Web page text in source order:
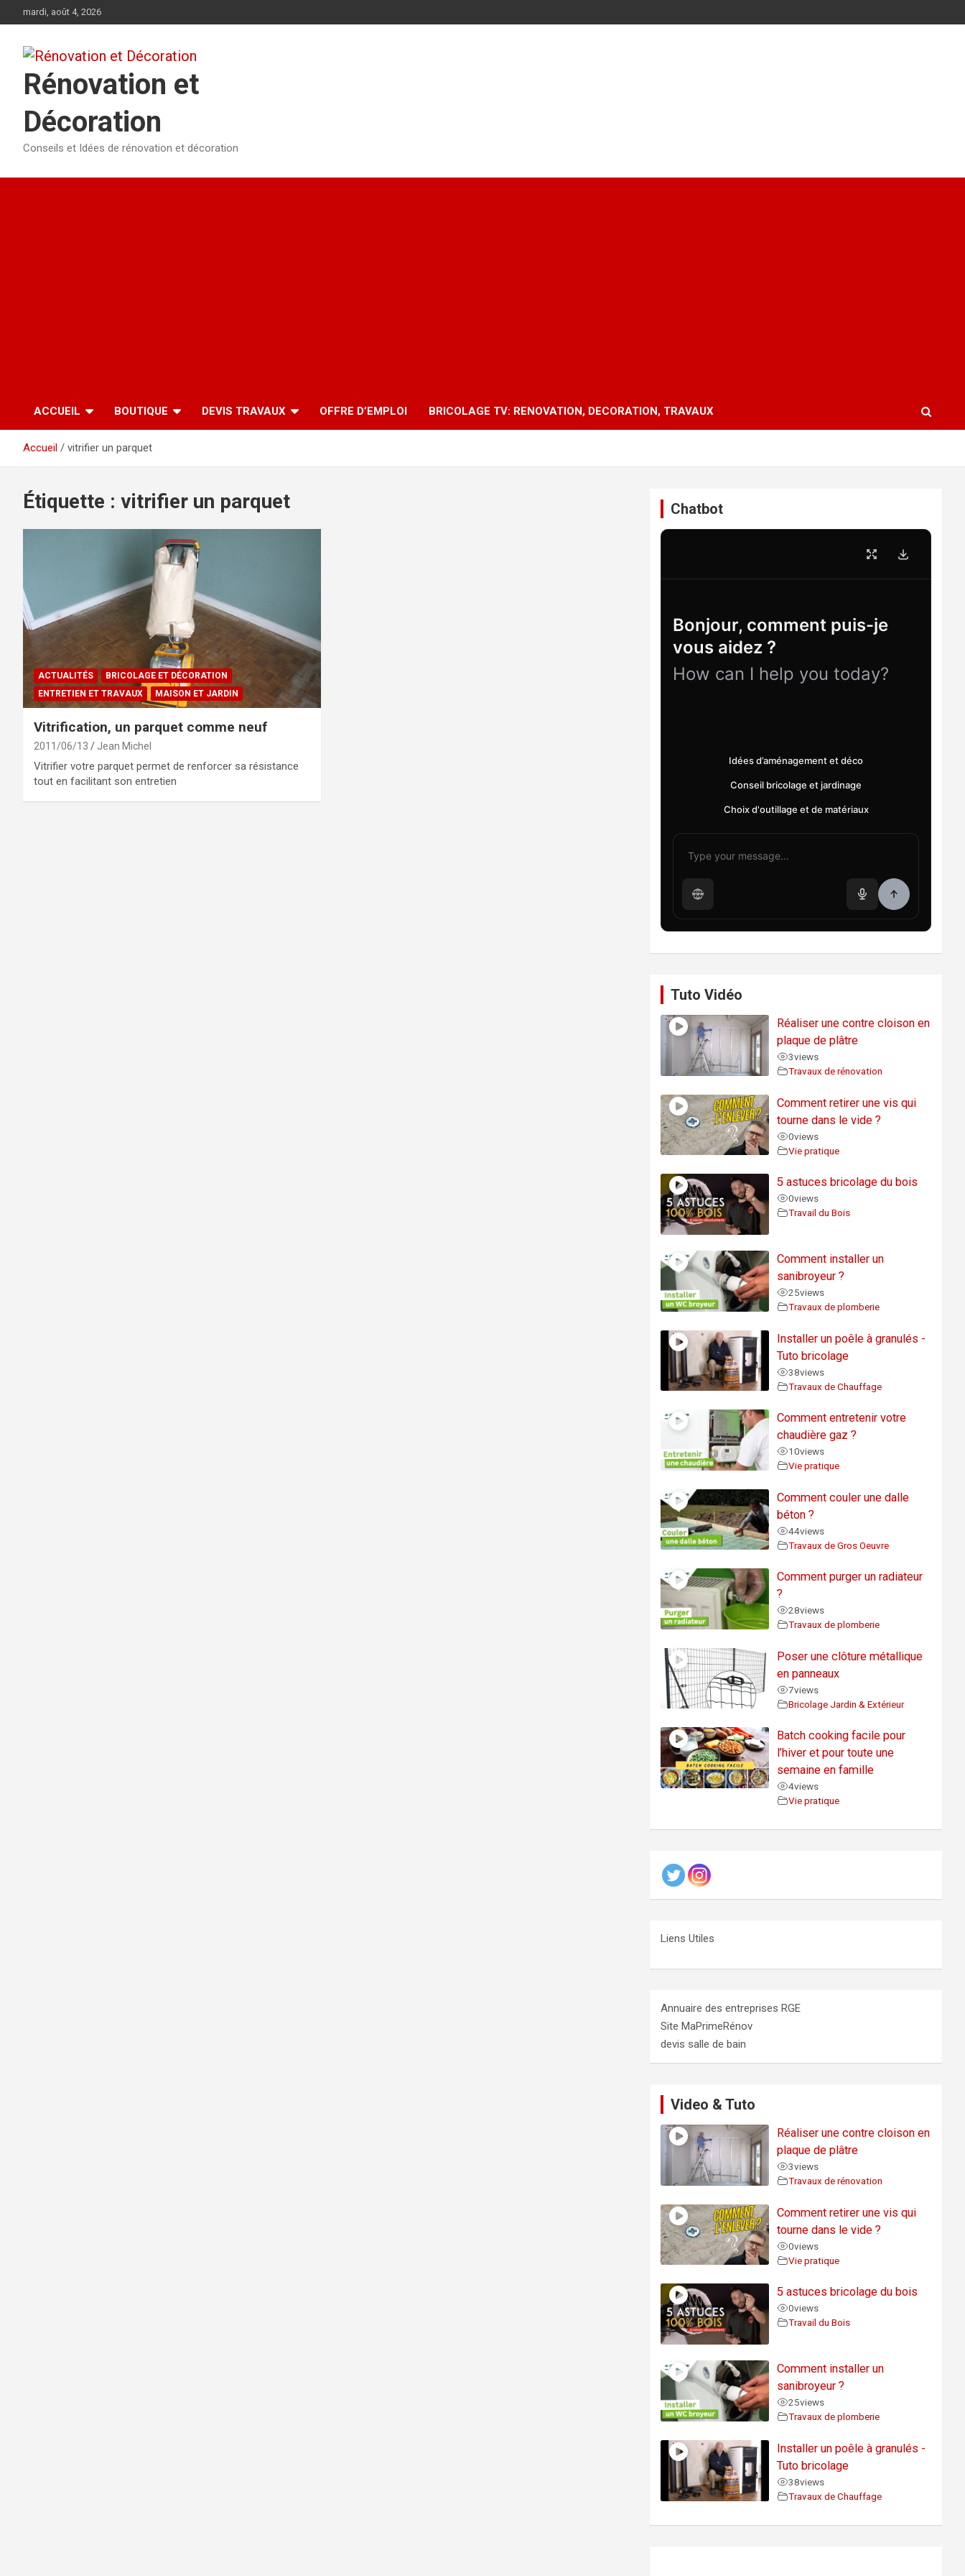
au
mardi, août 4, 2026
Rénovation et
Décoration
Conseils et Idées de rénovation et décoration
ACCUEIL BOUTIQUE DEVIS TRAVAUX OFFRE D’EMPLOI BRICOLAGE TV: RENOVATION, DECORATION, TRAVAUX
Accueil vitrifier un parquet
Étiquette : vitrifier un parquet
ACTUALITÉS
BRICOLAGE ET DÉCORATION
ENTRETIEN ET TRAVAUX
MAISON ET JARDIN
Vitrification, un parquet comme neuf
2011/06/13 Jean Michel
Vitrifier votre parquet permet de renforcer sa résistance
tout en facilitant son entretien
Chatbot
Bonjour, comment puis-je
vous aidez ?
How can I help you today?
Idées d’aménagement et déco
Conseil bricolage et jardinage
Choix d'outillage et de matériaux
Tuto Vidéo
Réaliser une contre cloison en
plaque de plâtre
3views
Travaux de rénovation
Comment retirer une vis qui
tourne dans le vide ?
0views
Vie pratique
5 astuces bricolage du bois
0views
Travail du Bois
Comment installer un
sanibroyeur ?
25views
Travaux de plomberie
Installer un poêle à granulés -
Tuto bricolage
38views
Travaux de Chauffage
Comment entretenir votre
chaudière gaz ?
10views
Vie pratique
Comment couler une dalle
béton ?
44views
Travaux de Gros Oeuvre
Comment purger un radiateur
?
28views
Travaux de plomberie
Poser une clôture métallique
en panneaux
7views
Bricolage Jardin & Extérieur
Batch cooking facile pour
l’hiver et pour toute une
semaine en famille
4views
Vie pratique
Liens Utiles
Annuaire des entreprises RGE
Site MaPrimeRénov
devis salle de bain
Video & Tuto
Réaliser une contre cloison en
plaque de plâtre
3views
Travaux de rénovation
Comment retirer une vis qui
tourne dans le vide ?
0views
Vie pratique
5 astuces bricolage du bois
0views
Travail du Bois
Comment installer un
sanibroyeur ?
25views
Travaux de plomberie
Installer un poêle à granulés -
Tuto bricolage
38views
Travaux de Chauffage